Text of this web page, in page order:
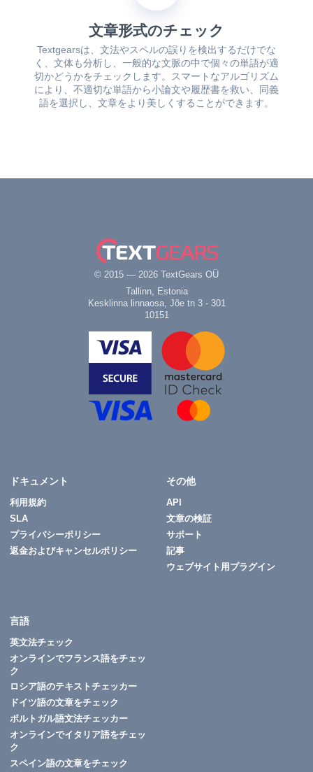
文章形式のチェック
Textgearsは、文法やスペルの誤りを検出するだけでな
く、文体も分析し、一般的な文脈の中で個々の単語が適
切かどうかをチェックします。スマートなアルゴリズム
により、不適切な単語から小論文や履歴書を救い、同義
語を選択し、文章をより美しくすることができます。
© 2015 — 2026 TextGears OÜ
Tallinn, Estonia
Kesklinna linnaosa, Jõe tn 3 - 301
10151
ドキュメント
利用規約
SLA
プライパシーポリシー
返金およびキャンセルポリシー
その他
API
文章の検証
サポート
記事
ウェブサイト用プラグイン
言語
英文法チェック
オンラインでフランス語をチェッ
ク
ロシア語のテキストチェッカー
ドイツ語の文章をチェック
ポルトガル語文法チェッカー
オンラインでイタリア語をチェッ
ク
スペイン語の文章をチェック